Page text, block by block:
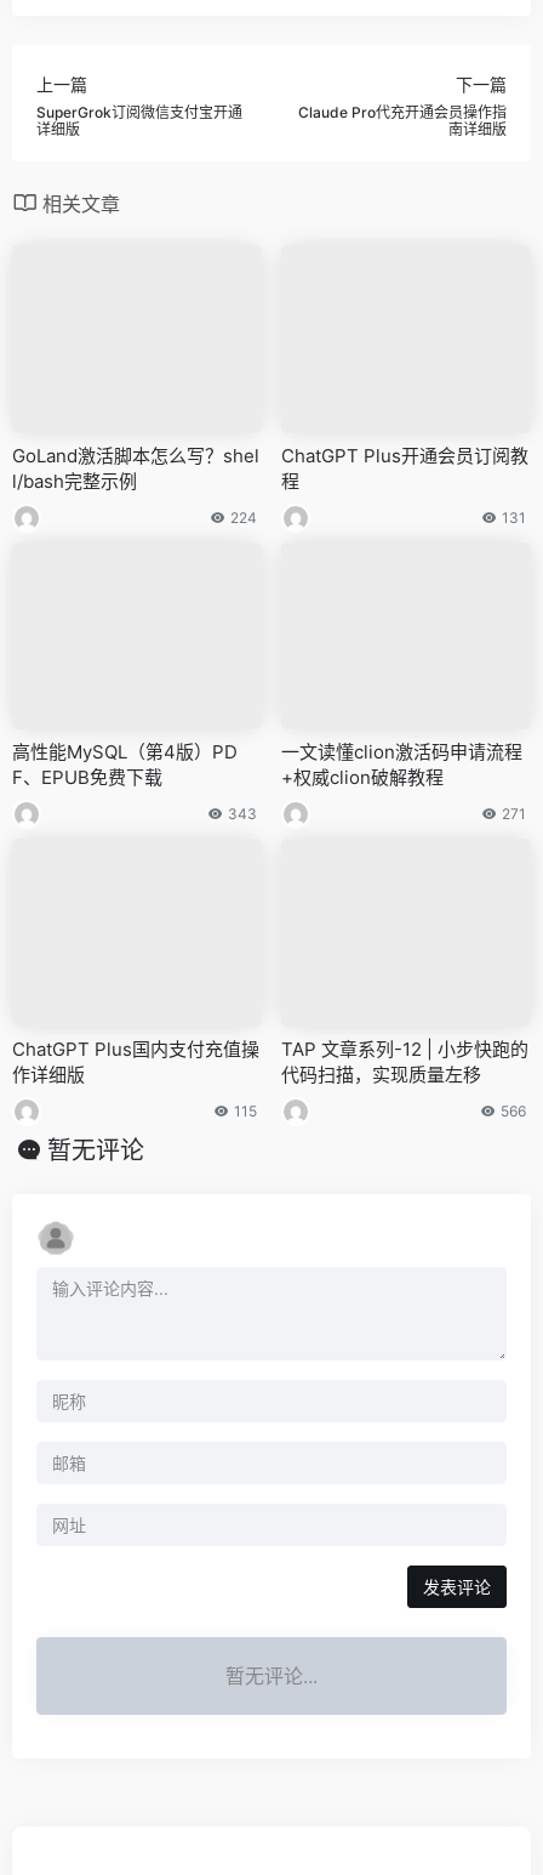
上一篇
SuperGrok订阅微信支付宝开通
详细版
下一篇
Claude Pro代充开通会员操作指
南详细版
相关文章
GoLand激活脚本怎么写？shel
l/bash完整示例
224
ChatGPT Plus开通会员订阅教
程
131
高性能MySQL（第4版）PD
F、EPUB免费下载
343
一文读懂clion激活码申请流程
+权威clion破解教程
271
ChatGPT Plus国内支付充值操
作详细版
115
TAP 文章系列-12 | 小步快跑的
代码扫描，实现质量左移
566
暂无评论
暂无评论...